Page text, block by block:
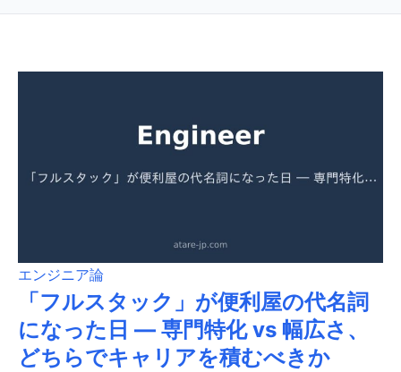
エンジニア論
「フルスタック」が便利屋の代名詞
になった日 ― 専門特化 vs 幅広さ、
どちらでキャリアを積むべきか